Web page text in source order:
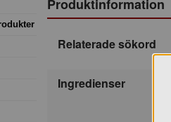
Produktinformation
Relaterade sökord
Ingredienser